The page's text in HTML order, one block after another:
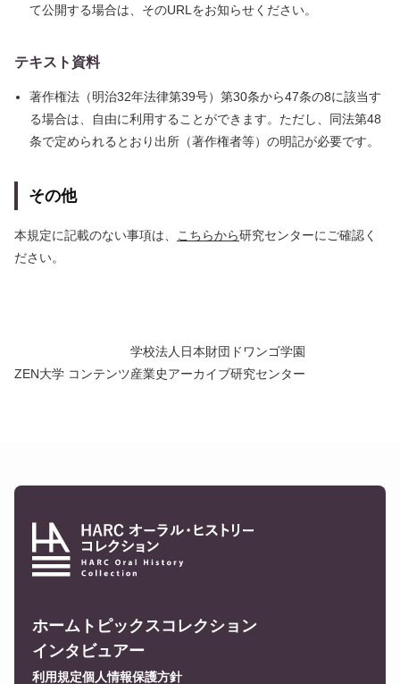
て公開する場合は、そのURLをお知らせください。
テキスト資料
著作権法（明治32年法律第39号）第30条から47条の8に該当す
る場合は、自由に利用することができます。ただし、同法第48
条で定められるとおり出所（著作権者等）の明記が必要です。
その他
本規定に記載のない事項は、 こちらから研究センターにご確認く
ださい。
学校法人日本財団ドワンゴ学園
ZEN大学 コンテンツ産業史アーカイブ研究センター
ホーム トピックスコレクション
インタビュアー
利用規定個人情報保護方針